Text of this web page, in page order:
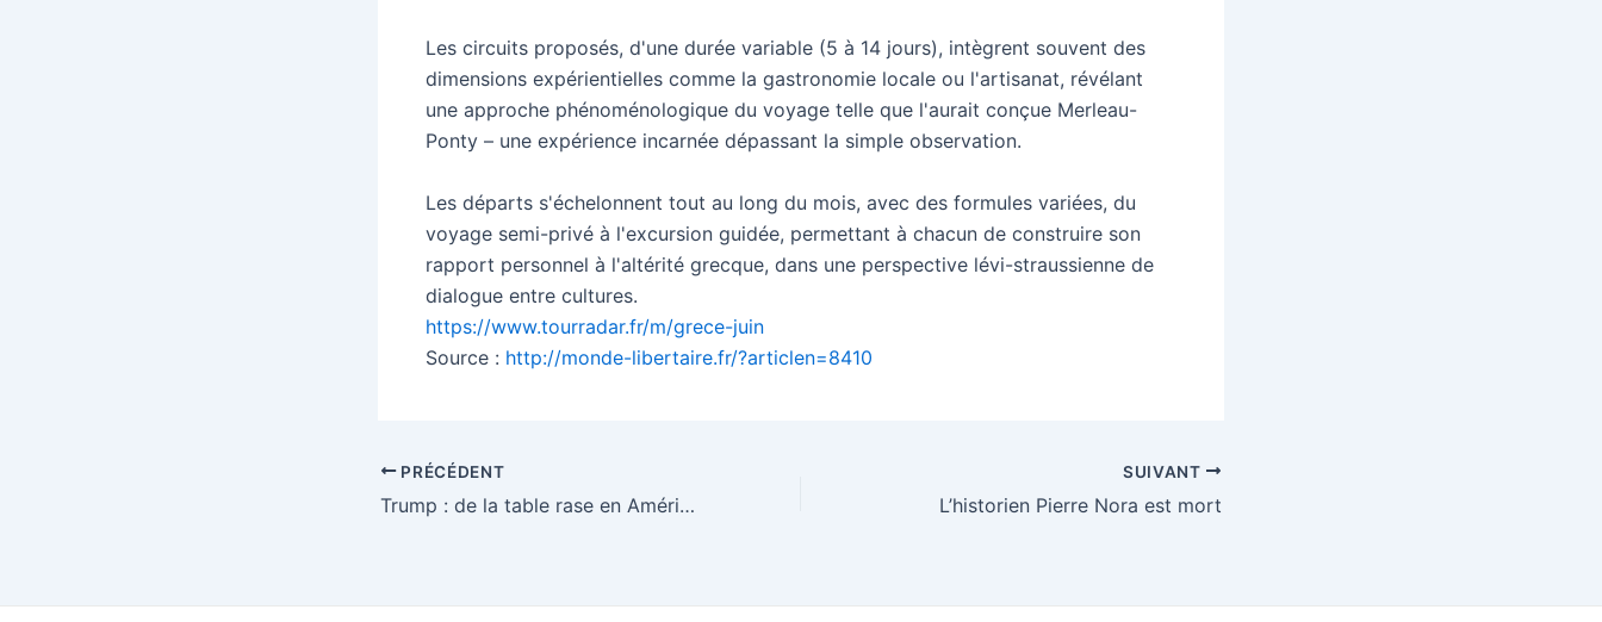
Les circuits proposés, d'une durée variable (5 à 14 jours), intègrent souvent des
dimensions expérientielles comme la gastronomie locale ou l'artisanat, révélant
une approche phénoménologique du voyage telle que l'aurait conçue Merleau-
Ponty – une expérience incarnée dépassant la simple observation.
Les départs s'échelonnent tout au long du mois, avec des formules variées, du
voyage semi-privé à l'excursion guidée, permettant à chacun de construire son
rapport personnel à l'altérité grecque, dans une perspective lévi-straussienne de
dialogue entre cultures.
https://www.tourradar.fr/m/grece-juin
Source : http://monde-libertaire.fr/?articlen=8410
Navigation
des
PRÉCÉDENT
Trump : de la table rase en Amérique
SUIVANT
L’historien Pierre Nora est mort